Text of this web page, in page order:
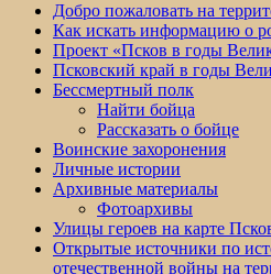
Добро пожаловать на
Как искать информацию о
Проект «Псков в годы
Псковский край в годы
Бессмертный полк
Найти бойца
Рассказать о бойце
Воинские захоронения
Личные истории
Архивные материалы
Фотоархивы
Улицы героев на карте
Открытые источники по
отечественной войны на